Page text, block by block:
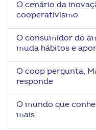
O cenário da
cooperativismo
O consumidor do
muda hábitos e
O coop pergunta,
responde
O mundo que
mais